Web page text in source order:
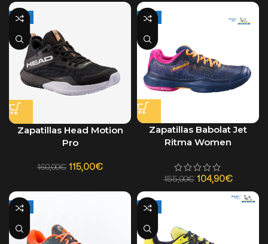
-28%
Zapatillas Head Motion
Pro
160,00€ 115,00€
-32%
Zapatillas Babolat Jet
Ritma Women
155,00€ 104,90€
-25% -29%